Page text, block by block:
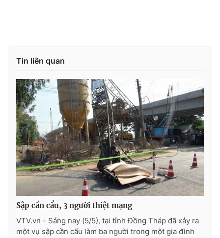
Chuyên mục khác
Emagazine Podcast
Photo Infographic
Video Shorts video
VTV Money VTV Thể thao
VTV Sức khoẻ Bất động sản
Thị trường 24h Tấm lòng Việt
Tin liên quan
Sập cần cẩu, 3 người thiệt mạng
VTV.vn - Sáng nay (5/5), tại tỉnh Đồng Tháp đã xảy ra
một vụ sập cần cẩu làm ba người trong một gia đình